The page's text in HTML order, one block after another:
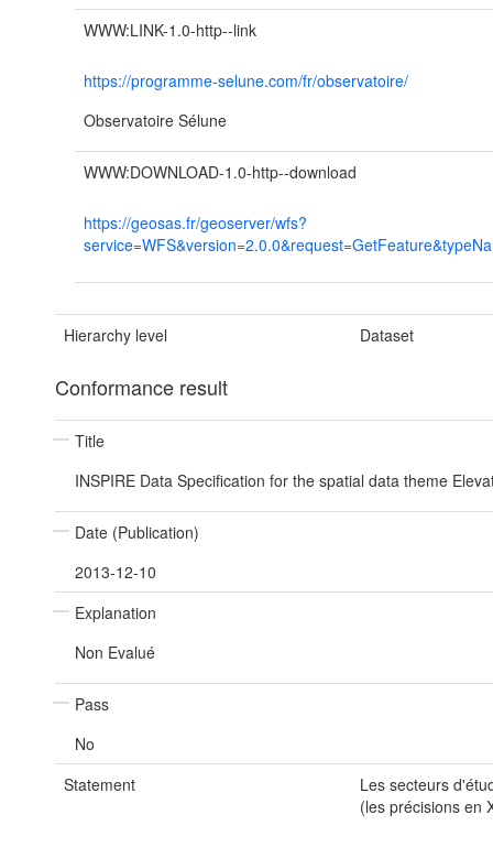
WWW:LINK-1.0-http--link
https://programme-selune.com/fr/observatoire/
Observatoire Sélune
WWW:DOWNLOAD-1.0-http--download
https://geosas.fr/geoserver/wfs?
Hierarchy level Dataset
Conformance result
Title
INSPIRE Data Specification for the spatial data theme
Date (Publication)
2013-12-10
Explanation
Non Evalué
Pass
No
Statement
Les secteurs
(les précisions en